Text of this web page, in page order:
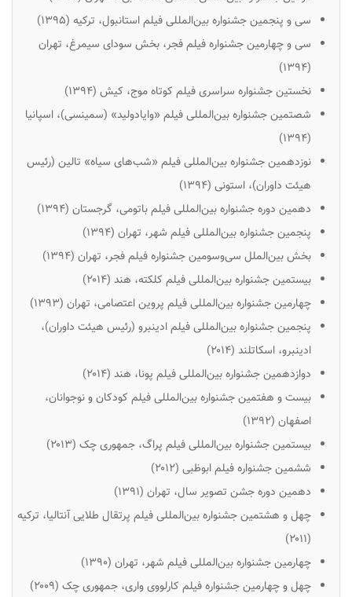
سی و پنجمین جشنواره بین‌المللی فیلم استانبول، ترکیه (۱۳۹۵)
سی و چهارمین جشنواره فیلم فجر، بخش سودای سیمرغ، تهران
(۱۳۹۴)
نخستین جشنواره سراسری فیلم کوتاه موج، کیش (۱۳۹۴)
شصتمین جشنواره بین‌المللی فیلم «وایادولید» (سمینسی)، اسپانیا
(۱۳۹۴)
نوزدهمین جشنواره بین‌المللی فیلم «شب‌های سیاه» تالین (رئیس
هیئت داوران)، استونی (۱۳۹۴)
دهمین دوره جشنواره بین‌المللی فیلم باتومی، گرجستان (۱۳۹۴)
پنجمین جشنواره بین‌المللی فیلم شهر، تهران (۱۳۹۴)
بخش بین‌الملل سی‌وسومین جشنواره فیلم فجر، تهران (۱۳۹۴)
بیستمین جشنواره بین‌المللی فیلم کلکته، هند (۲۰۱۴)
چهارمین جشنواره بین‌المللی فیلم پروین اعتصامی، تهران (۱۳۹۳)
پنجمین جشنواره بین‌المللی فیلم ادینبرو (رئیس هیئت داوران)،
ادینبرو، اسکاتلند (۲۰۱۴)
دوازدهمین جشنواره بین‌المللی فیلم پونا، هند (۲۰۱۴)
بیست و هفتمین جشنواره بین‌المللی فیلم کودکان و نوجوانان،
اصفهان (۱۳۹۲)
بیستمین جشنواره بین‌المللی فیلم پراگ، جمهوری چک (۲۰۱۳)
ششمین جشنواره فیلم ابوظبی (۲۰۱۲)
دهمین دوره جشن تصویر سال، تهران (۱۳۹۱)
چهل و هشتمین جشنواره بین‌المللی فیلم پرتقال طلایی آنتالیا، ترکیه
(۲۰۱۱)
چهارمین جشنواره بین‌المللی فیلم شهر، تهران (۱۳۹۰)
چهل و چهارمین جشنواره فیلم کارلووی واری، جمهوری چک (۲۰۰۹)